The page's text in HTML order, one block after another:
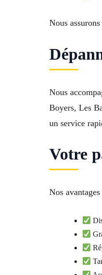
Nous
Nous
Boyers, Les
un service
Votre
Nos